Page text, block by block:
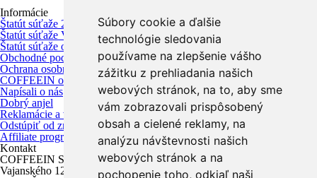
Súbory cookie a ďalšie
technológie sledovania
používame na zlepšenie vášho
zážitku z prehliadania našich
webových stránok, na to, aby sme
vám zobrazovali prispôsobený
obsah a cielené reklamy, na
analýzu návštevnosti našich
webových stránok a na
pochopenie toho, odkiaľ naši
Informácie
Štatút súťaže 200g lásky
Štatút súťaže Víťazný Vianočný žreb
Štatút súťaže o kávovar Délonghi
Obchodné podmienky
Ochrana osobných údajov
COFFEEIN obchod - Nitra
Napísali o nás
Dobrý anjel
Reklamácie a vrátenie tovaru
Odstúpiť od zmluvy tu
Affiliate program
Kontakt
COFFEEIN Slovensko s.r.o.
Vajanského 12,